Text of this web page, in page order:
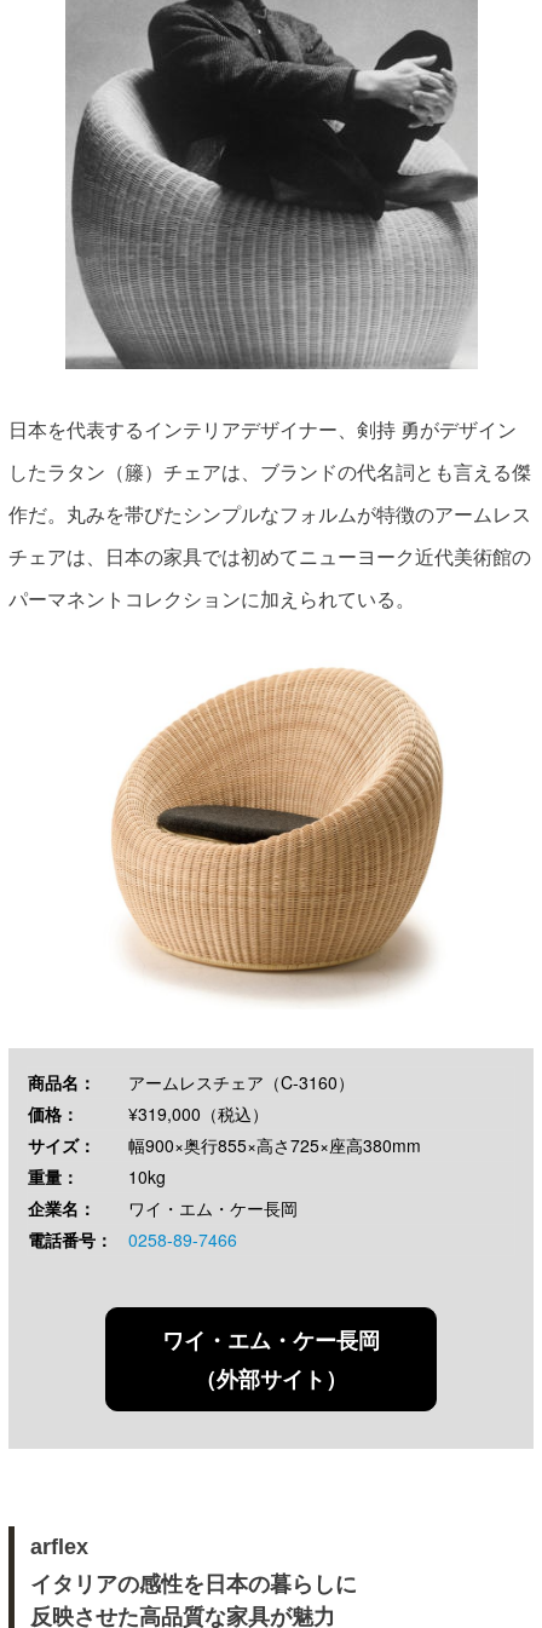
日本を代表するインテリアデザイナー、剣持 勇がデザイン
したラタン（籐）チェアは、ブランドの代名詞とも言える傑
作だ。丸みを帯びたシンプルなフォルムが特徴のアームレス
チェアは、日本の家具では初めてニューヨーク近代美術館の
パーマネントコレクションに加えられている。
商品名：
アームレスチェア（C-3160）
価格：
¥319,000（税込）
サイズ：
幅900×奥行855×高さ725×座高380mm
重量：
10kg
企業名：
ワイ・エム・ケー長岡
電話番号：
0258-89-7466
ワイ・エム・ケー長岡
（外部サイト）
arflex
イタリアの感性を日本の暮らしに
反映させた高品質な家具が魅力